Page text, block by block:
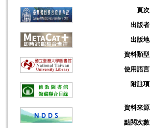
頁次
出版者
出版地
資料類型
使用語言
附註項
資料來源
點閱次數